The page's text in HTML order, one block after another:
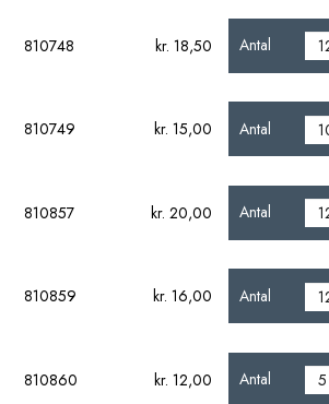
810748 kr. 18,50 Antal
810749 kr. 15,00 Antal
810857 kr. 20,00 Antal
810859 kr. 16,00 Antal
810860 kr. 12,00 Antal